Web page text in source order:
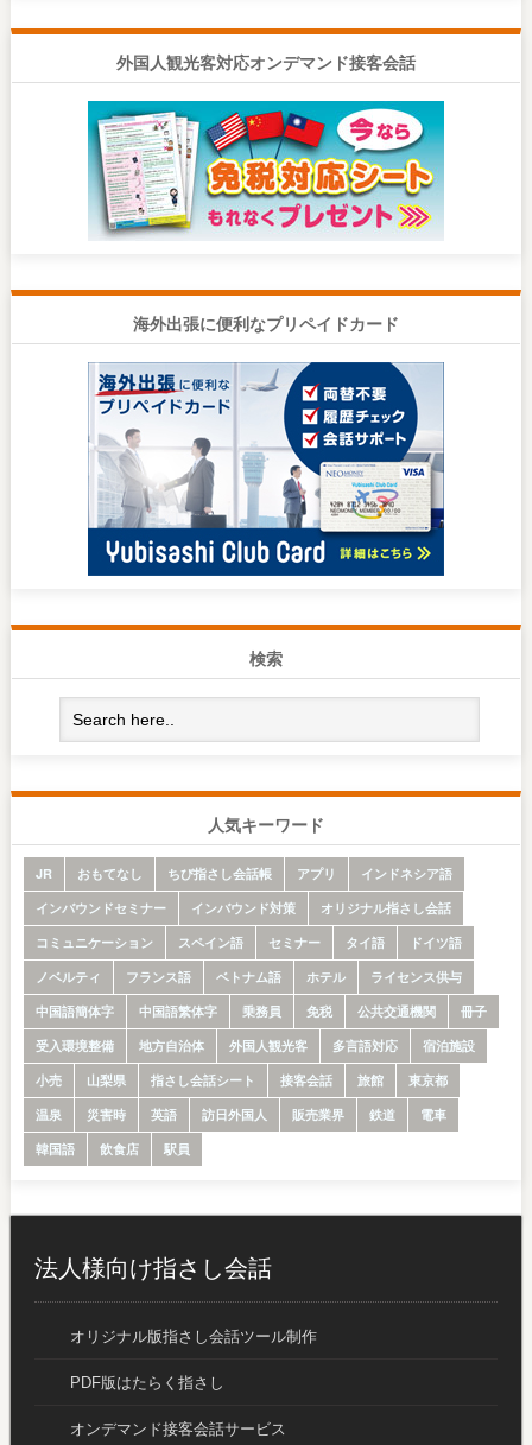
外国人観光客対応オンデマンド接客会話
海外出張に便利なプリペイドカード
検索
人気キーワード
JR おもてなし ちび指さし会話帳 アプリ
インドネシア語
インバウンドセミナー
インバウンド対策
オリジナル指さし会話
コミュニケーション
スペイン語 セミナー タイ語
ドイツ語
ノベルティ
フランス語 ベトナム語 ホテル
ライセンス供与
中国語簡体字
中国語繁体字 乗務員 免税 公共交通機関
冊子
受入環境整備
地方自治体 外国人観光客 多言語対応
宿泊施設
小売
山梨県 指さし会話シート 接客会話 旅館
東京都
温泉
災害時 英語 訪日外国人 販売業界 鉄道
電車
韓国語
飲食店 駅員
法人様向け指さし会話
オリジナル版指さし会話ツール制作
PDF版はたらく指さし
オンデマンド接客会話サービス